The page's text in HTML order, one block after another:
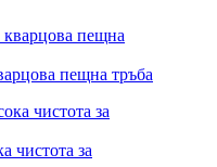
пещна тръба
чистота за